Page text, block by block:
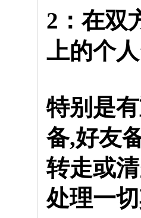
2：在双
上的个
特别是
备,好友
转走或
处理一